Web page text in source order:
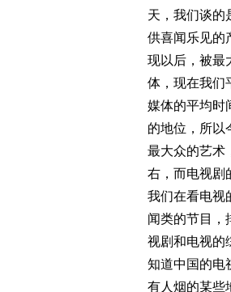
天，我们谈的
供喜闻乐见的
现以后，被最
体，现在我们
媒体的平均时
的地位，所以
最大众的艺术
右，而电视剧
我们在看电视
闻类的节目，
视剧和电视的
知道中国的电
有人烟的某些